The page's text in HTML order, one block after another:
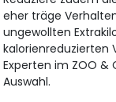
eher träge
ungewollten
kalorienreduzierten
Experten im ZOO
Auswahl.